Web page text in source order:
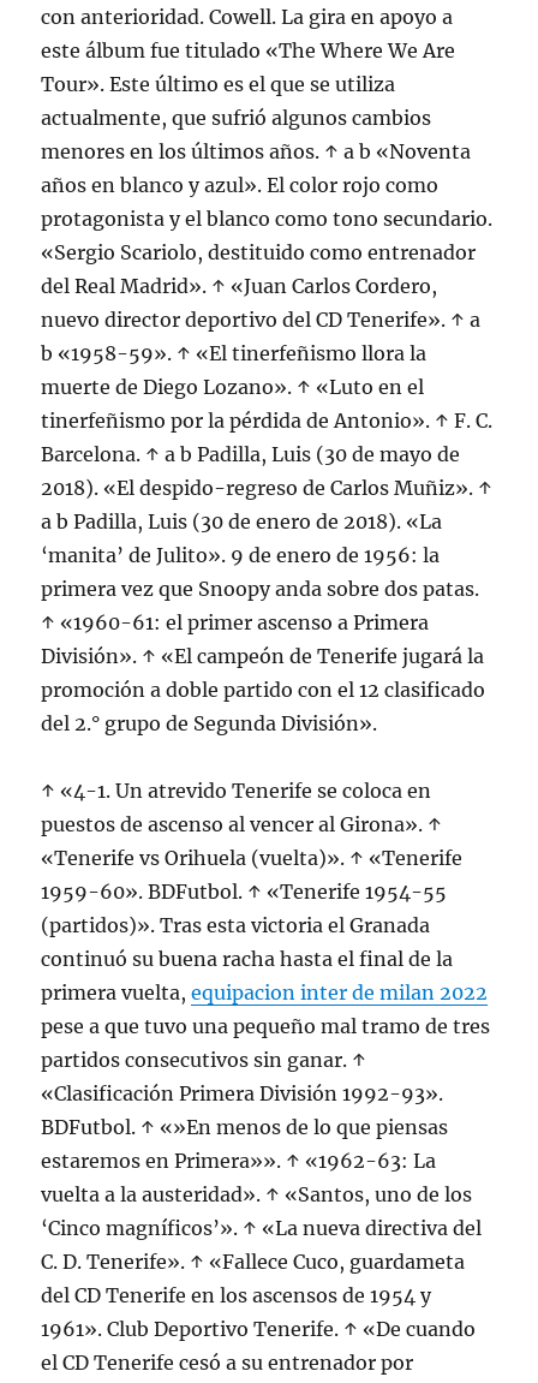
con anterioridad. Cowell. La gira en apoyo a
este álbum fue titulado «The Where We Are
Tour». Este último es el que se utiliza
actualmente, que sufrió algunos cambios
menores en los últimos años. ↑ a b «Noventa
años en blanco y azul». El color rojo como
protagonista y el blanco como tono secundario.
«Sergio Scariolo, destituido como entrenador
del Real Madrid». ↑ «Juan Carlos Cordero,
nuevo director deportivo del CD Tenerife». ↑ a
b «1958-59». ↑ «El tinerfeñismo llora la
muerte de Diego Lozano». ↑ «Luto en el
tinerfeñismo por la pérdida de Antonio». ↑ F. C.
Barcelona. ↑ a b Padilla, Luis (30 de mayo de
2018). «El despido-regreso de Carlos Muñiz». ↑
a b Padilla, Luis (30 de enero de 2018). «La
‘manita’ de Julito». 9 de enero de 1956: la
primera vez que Snoopy anda sobre dos patas.
↑ «1960-61: el primer ascenso a Primera
División». ↑ «El campeón de Tenerife jugará la
promoción a doble partido con el 12 clasificado
del 2.° grupo de Segunda División».
↑ «4-1. Un atrevido Tenerife se coloca en
puestos de ascenso al vencer al Girona». ↑
«Tenerife vs Orihuela (vuelta)». ↑ «Tenerife
1959-60». BDFutbol. ↑ «Tenerife 1954-55
(partidos)». Tras esta victoria el Granada
continuó su buena racha hasta el final de la
primera vuelta,equipacion inter de milan 2022
pese a que tuvo una pequeño mal tramo de tres
partidos consecutivos sin ganar. ↑
«Clasificación Primera División 1992-93».
BDFutbol. ↑ «»En menos de lo que piensas
estaremos en Primera»». ↑ «1962-63: La
vuelta a la austeridad». ↑ «Santos, uno de los
‘Cinco magníficos’». ↑ «La nueva directiva del
C. D. Tenerife». ↑ «Fallece Cuco, guardameta
del CD Tenerife en los ascensos de 1954 y
1961». Club Deportivo Tenerife. ↑ «De cuando
el CD Tenerife cesó a su entrenador por